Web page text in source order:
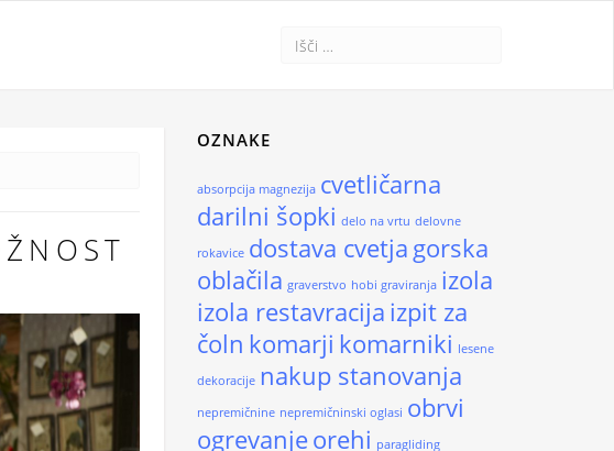
OZNAKE
absorpcija magnezija cvetličarna
darilni šopki delo na vrtu delovne
rokavice dostava cvetja gorska
oblačila graverstvo hobi graviranja izola
izola restavracija izpit za
čoln komarji komarniki lesene
dekoracije nakup stanovanja
nepremičnine nepremičninski oglasi obrvi
ogrevanjeorehi paragliding